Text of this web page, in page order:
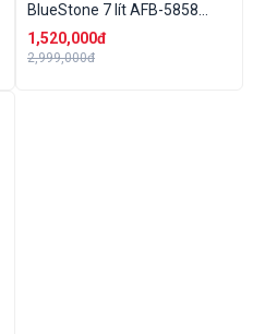
BlueStone 7 lít AFB-5858
1800W
1,520,000đ
2,999,000đ